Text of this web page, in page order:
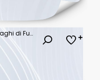
jezioro górskie w Alpach Julijskich,Laghi di Fusine